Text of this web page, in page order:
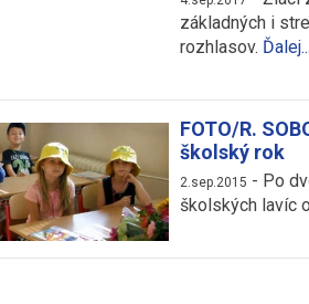
základných i
rozhlasov. Ďalej...
FOTO/R.
školský rok
2.sep.2015 - Po
školských lavíc